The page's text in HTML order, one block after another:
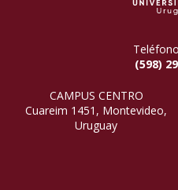
(598)
CAMPUS CENTRO
Cuareim 1451, Montevideo,
Uruguay